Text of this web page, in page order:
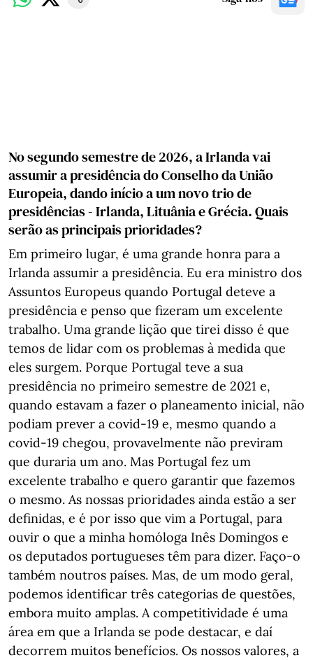
No segundo semestre de 2026, a Irlanda vai
assumir a presidência do Conselho da União
Europeia, dando início a um novo trio de
presidências - Irlanda, Lituânia e Grécia. Quais
serão as principais prioridades?
Em primeiro lugar, é uma grande honra para a
Irlanda assumir a presidência. Eu era ministro dos
Assuntos Europeus quando Portugal deteve a
presidência e penso que fizeram um excelente
trabalho. Uma grande lição que tirei disso é que
temos de lidar com os problemas à medida que
eles surgem. Porque Portugal teve a sua
presidência no primeiro semestre de 2021 e,
quando estavam a fazer o planeamento inicial, não
podiam prever a covid-19 e, mesmo quando a
covid-19 chegou, provavelmente não previram
que duraria um ano. Mas Portugal fez um
excelente trabalho e quero garantir que fazemos
o mesmo. As nossas prioridades ainda estão a ser
definidas, e é por isso que vim a Portugal, para
ouvir o que a minha homóloga Inês Domingos e
os deputados portugueses têm para dizer. Faço-o
também noutros países. Mas, de um modo geral,
podemos identificar três categorias de questões,
embora muito amplas. A competitividade é uma
área em que a Irlanda se pode destacar, e daí
decorrem muitos benefícios. Os nossos valores, a